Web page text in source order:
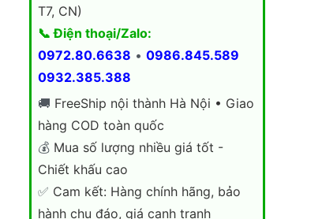
T7, CN)
📞 Điện thoại/Zalo:
0972.80.6638 • 0986.845.589
0932.385.388
🚚 FreeShip nội thành Hà Nội • Giao
hàng COD toàn quốc
💰 Mua số lượng nhiều giá tốt -
Chiết khấu cao
✅ Cam kết: Hàng chính hãng, bảo
hành chu đáo, giá cạnh tranh